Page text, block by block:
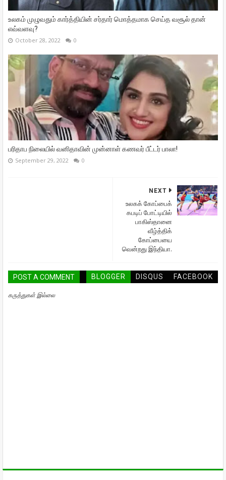
உலகம் முழுவதும் கார்த்தியின் சர்தார் மொத்தமாக செய்த வசூல் தான்
எவ்வளவு?
October 28, 2022 0
பரிதாப நிலையில் வனிதாவின் முன்னாள் கணவர் பீட்டர் பாலா!
September 29, 2022 0
NEXT
உலகக் கோப்பைக்
கபடிப் போட்டியில்
பாகிஸ்தானை
வீழ்த்திக்
கோப்பையை
வென்றது இந்தியா.
POST A COMMENT BLOGGER DISQUS FACEBOOK
கருத்துகள் இல்லை